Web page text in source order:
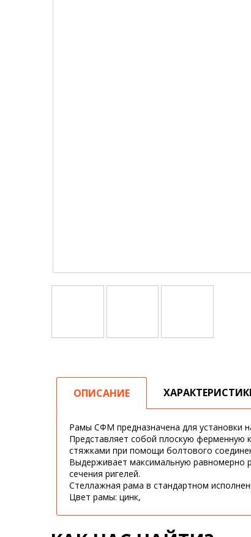
ОПИСАНИЕ
Рамы СФМ предназначена для установки
Представляет собой плоскую ферменную
стяжками при помощи болтового
Выдерживает максимальную равномерно
сечения ригелей.
Стеллажная рама в стандартном
Цвет рамы: цинк,